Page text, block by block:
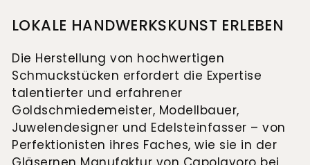
LOKALE HANDWERKSKUNST ERLEBEN
Die Herstellung von hochwertigen
Schmuckstücken erfordert die Expertise
talentierter und erfahrener
Goldschmiedemeister, Modellbauer,
Juwelendesigner und Edelsteinfasser – von
Perfektionisten ihres Faches, wie sie in der